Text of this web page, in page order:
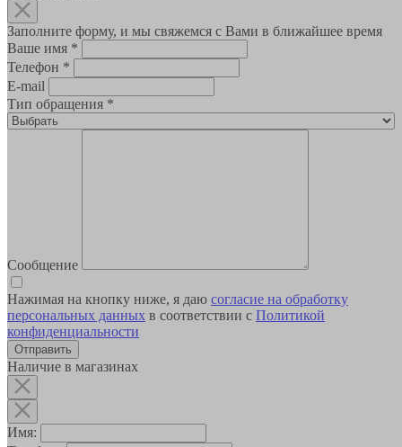
Заполните форму, и мы свяжемся с Вами в ближайшее время
Ваше имя *
Телефон *
E-mail
Тип обращения *
Сообщение
Нажимая на кнопку ниже, я даю согласие на обработку
персональных данных в соответствии с Политикой
конфиденциальности
Наличие в магазинах
Имя: